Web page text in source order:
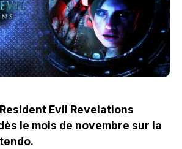
Evil Revelations
le mois de novembre sur la